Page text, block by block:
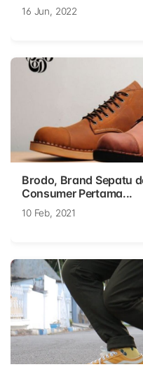
16 Jun, 2022
Brodo, Brand Sepatu
Consumer Pertama...
10 Feb, 2021